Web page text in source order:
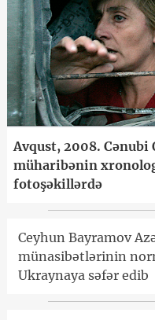
Avqust, 2008. Cənubi
müharibənin
fotoşəkillərdə
Ceyhun Bayramov
münasibətlərinin
Ukraynaya səfər edib